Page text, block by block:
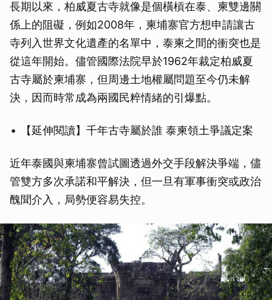
長期以來，柏威夏古寺就像是個橫槓在泰、柬雙邊關
係上的阻礙，例如2008年，柬埔寨官方想申請讓古
寺列入世界文化遺產的名單中，泰柬之間的衝突也是
從這年開始。儘管國際法院早於1962年裁定柏威夏
古寺屬於柬埔寨，但周邊土地權屬問題至今仍未解
決，因而時常成為兩國民粹情緒的引爆點。
【延伸閱讀】千年古寺屬於誰 泰柬領土爭議定案
近年泰國與柬埔寨曾試圖透過外交手段解決爭端，儘
管雙方多次承諾和平解決，但一旦有軍事衝突或政治
醜聞介入，局勢便容易失控。